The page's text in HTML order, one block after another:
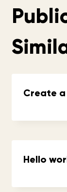
Create
Hello